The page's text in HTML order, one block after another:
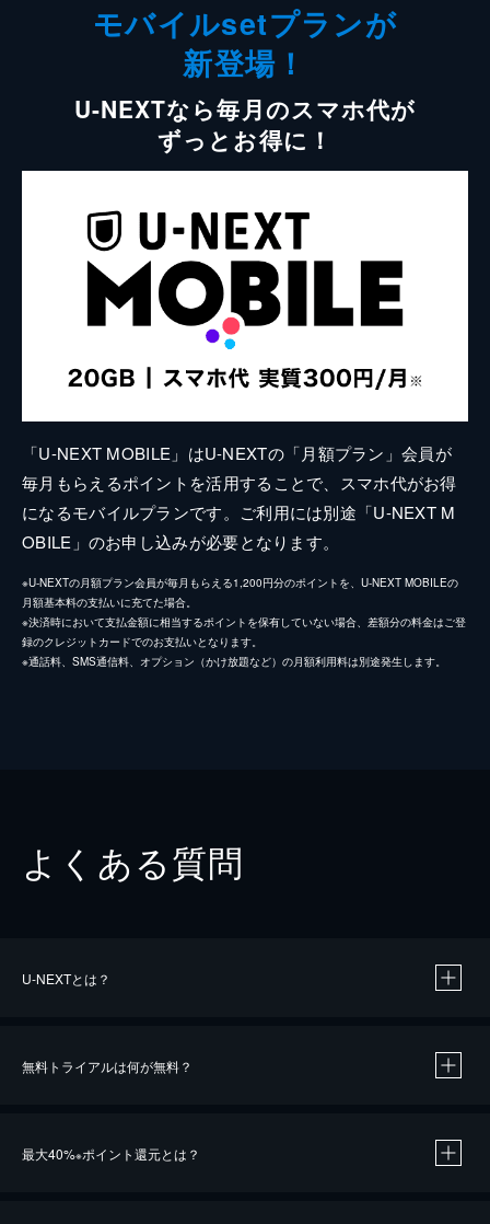
モバイルsetプランが
新登場！
U-NEXTなら毎月のスマホ代が
ずっとお得に！
「U-NEXT MOBILE」はU-NEXTの「月額プラン」会員が
毎月もらえるポイントを活用することで、スマホ代がお得
になるモバイルプランです。ご利用には別途「U-NEXT M
OBILE」のお申し込みが必要となります。
※U-NEXTの月額プラン会員が毎月もらえる1,200円分のポイントを、U-NEXT MOBILEの
月額基本料の支払いに充てた場合。
※決済時において支払金額に相当するポイントを保有していない場合、差額分の料金はご登
録のクレジットカードでのお支払いとなります。
※通話料、SMS通信料、オプション（かけ放題など）の月額利用料は別途発生します。
よくある質問
U-NEXTとは？
無料トライアルは何が無料？
最大40%※ポイント還元とは？